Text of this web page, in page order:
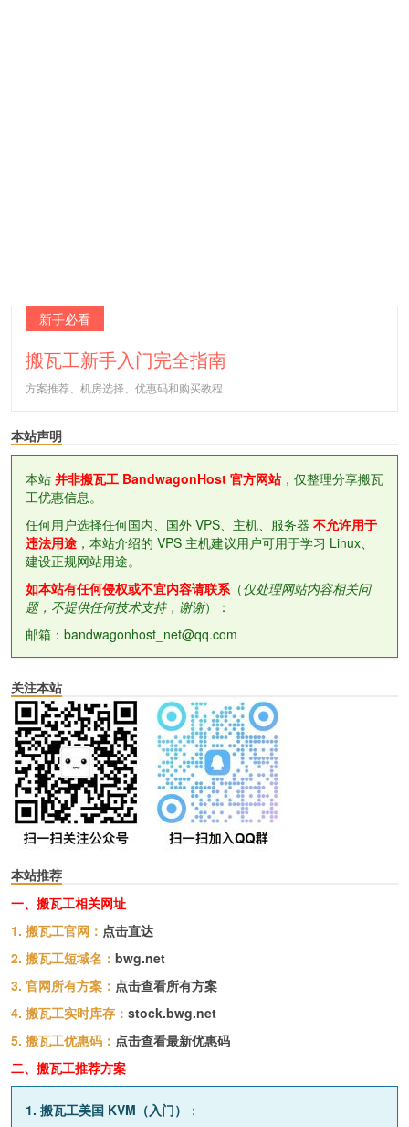
新手必看
搬瓦工新手入门完全指南
方案推荐、机房选择、优惠码和购买教程
本站声明
本站 并非搬瓦工 BandwagonHost 官方网站，仅整理分享搬瓦
工优惠信息。
任何用户选择任何国内、国外 VPS、主机、服务器 不允许用于
违法用途 ，本站介绍的 VPS 主机建议用户可用于学习 Linux、
建设正规网站用途。
如本站有任何侵权或不宜内容请联系（仅处理网站内容相关问
题，不提供任何技术支持，谢谢）：
邮箱：bandwagonhost_net@qq.com
关注本站
本站推荐
一、搬瓦工相关网址
1. 搬瓦工官网： 点击直达
2. 搬瓦工短域名： bwg.net
3. 官网所有方案： 点击查看所有方案
4. 搬瓦工实时库存： stock.bwg.net
5. 搬瓦工优惠码： 点击查看最新优惠码
二、搬瓦工推荐方案
1. 搬瓦工美国 KVM（入门） ：